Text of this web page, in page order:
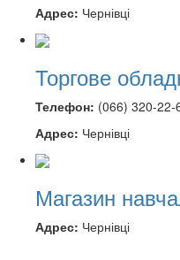
Адрес: Чернівці
Торгове
Телефон: (066) 320-
Адрес: Чернівці
Магазин
Адрес: Чернівці